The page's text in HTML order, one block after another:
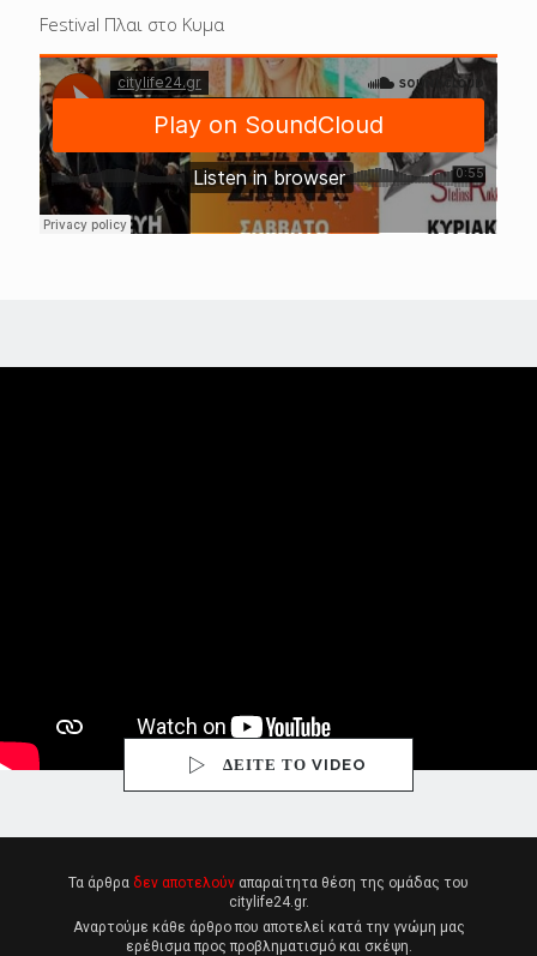
Festival Πλαι στο Κυμα
ΔΕΙΤΕ ΤΟ VIDEO
Τα άρθρα δεν αποτελούν απαραίτητα θέση της ομάδας του
citylife24.gr.
Αναρτούμε κάθε άρθρο που αποτελεί κατά την γνώμη μας
ερέθισμα προς προβληματισμό και σκέψη.